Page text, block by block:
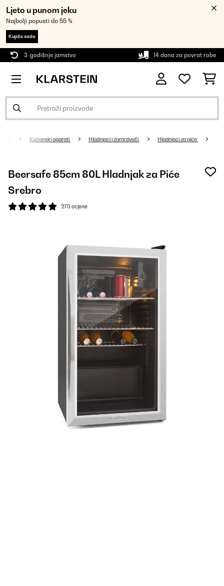
Ljeto u punom jeku
Najbolji popusti do 55 %
Kupite sada
3-godišnje jamstvo 14 dana za povrat robe
Kućanski aparati Hladnjaci i zamrzivači Hladnjaci za piće
Beersafe 85cm 80L Hladnjak za Piće
Srebro
270 ocjene